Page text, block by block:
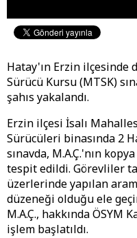
Hatay'ın Erzin ilçesinde
Sürücü Kursu (MTSK)
şahıs yakalandı.
Erzin ilçesi İsalı
Sürücüleri binasında 2
sınavda, M.A.Ç.'nın
tespit edildi. Görevliler
üzerlerinde yapılan
düzeneği olduğu ele
M.A.Ç., hakkında
işlem başlatıldı.